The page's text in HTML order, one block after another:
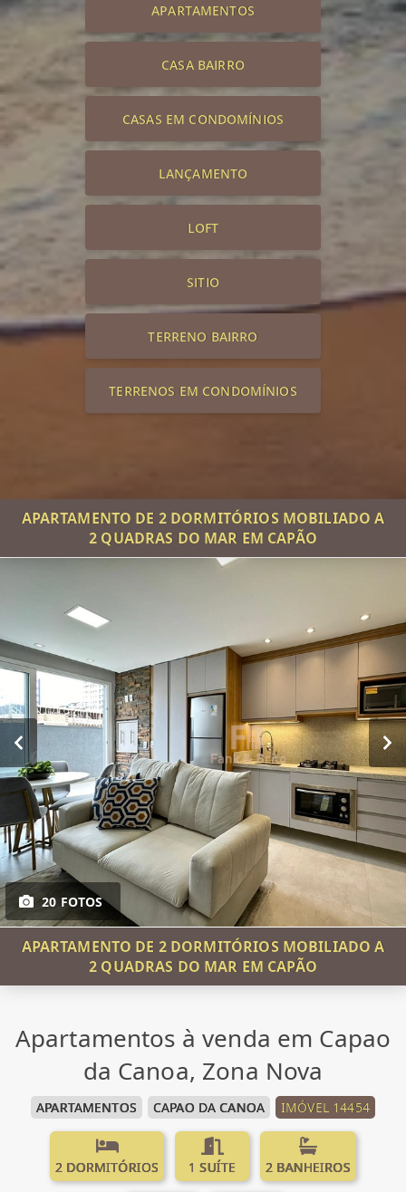
APARTAMENTOS
CASA BAIRRO
CASAS EM CONDOMÍNIOS
LANÇAMENTO
LOFT
SITIO
TERRENO BAIRRO
TERRENOS EM CONDOMÍNIOS
APARTAMENTO DE 2 DORMITÓRIOS MOBILIADO A
2 QUADRAS DO MAR EM CAPÃO
20 FOTOS
APARTAMENTO DE 2 DORMITÓRIOS MOBILIADO A
2 QUADRAS DO MAR EM CAPÃO
Apartamentos à venda em Capao
da Canoa, Zona Nova
APARTAMENTOS CAPAO DA CANOA IMÓVEL 14454
2 DORMITÓRIOS 1 SUÍTE 2 BANHEIROS